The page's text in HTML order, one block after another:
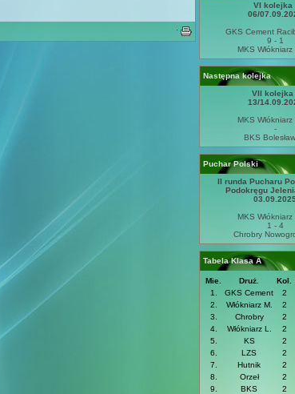
·
VI kolejka
06/
GKS Cement
9 - 1
MKS Włókniarz
Następna kolejka
VII kolejka
13/
MKS Włókniarz
-
BKS
Puchar Polski
II runda Pucharu
Podokręgu
MKS Włókniarz
1 - 4
Chrobry
Tabela Klasa A
Mie. Druż. Kol.
1.
GKS Cement 2
2.
Włókniarz M. 2
3.
Chrobry 2
4.
Włókniarz L. 2
5.
KS 2
6.
LZS 2
7.
Hutnik 2
8.
Orzeł 2
9.
BKS 2